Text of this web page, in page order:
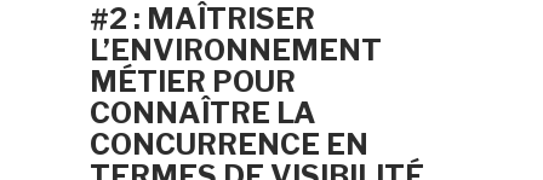
#2 : MAÎTRISER
L’ENVIRONNEMENT
MÉTIER POUR
CONNAÎTRE LA
CONCURRENCE EN